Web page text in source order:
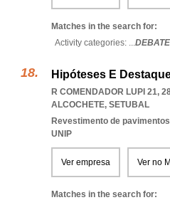
Matches in the search for:
Activity categories: ...
Hipóteses E
R COMENDADOR LUPI 21,
ALCOCHETE, SETUBAL
Revestimento de
UNIP
Ver empresa Ver no
Matches in the search for: